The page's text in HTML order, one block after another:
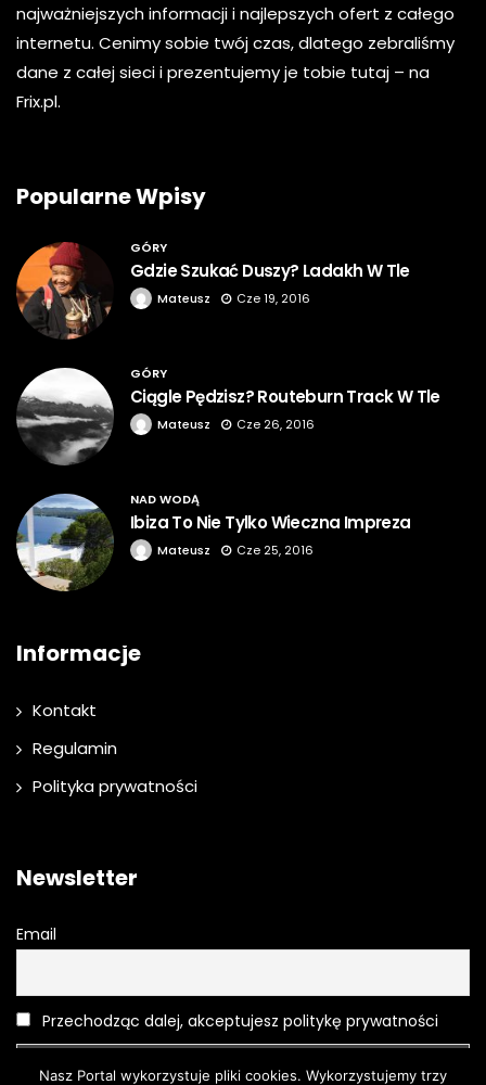
najważniejszych informacji i najlepszych ofert z całego
internetu. Cenimy sobie twój czas, dlatego zebraliśmy
dane z całej sieci i prezentujemy je tobie tutaj – na
Frix.pl.
Popularne Wpisy
GÓRY
Gdzie Szukać Duszy? Ladakh W Tle
Mateusz Cze 19, 2016
GÓRY
Ciągle Pędzisz? Routeburn Track W Tle
Mateusz Cze 26, 2016
NAD WODĄ
Ibiza To Nie Tylko Wieczna Impreza
Mateusz Cze 25, 2016
Informacje
Kontakt
Regulamin
Polityka prywatności
Newsletter
Email
Przechodząc dalej, akceptujesz politykę prywatności
Nasz Portal wykorzystuje pliki cookies. Wykorzystujemy trzy